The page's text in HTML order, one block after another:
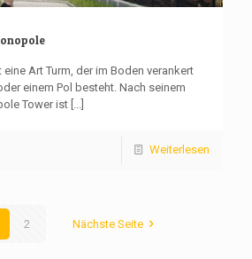
Art Turm, der im Boden verankert
einem Pol besteht. Nach seinem
Tower ist [...]
Weiterlesen
2 Nächste Seite